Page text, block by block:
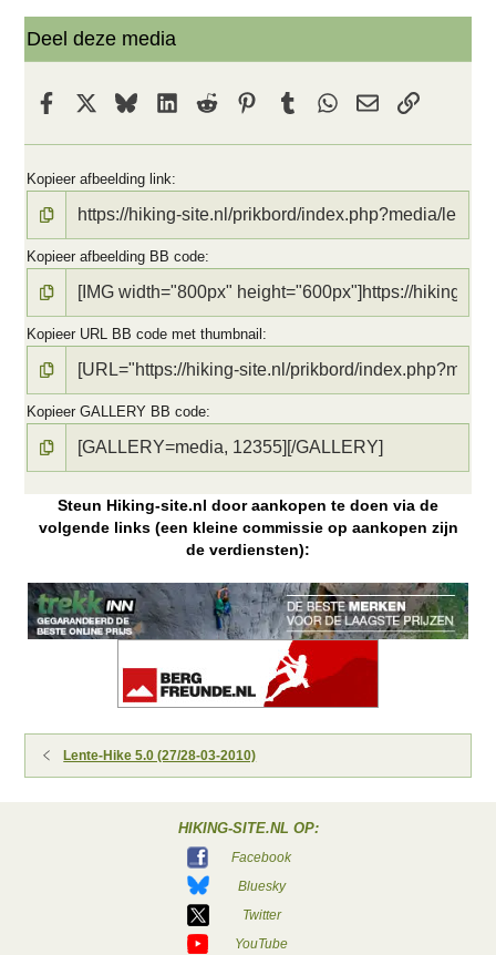
Deel deze media
Facebook BlueskyLinkedInReddit PinterestTumblr WhatsApp
E-mailkoppeling
Kopieer afbeelding link
Kopieer afbeelding BB code
Kopieer URL BB code met thumbnail
Kopieer GALLERY BB code
Steun Hiking-site.nl door aankopen te doen via de
volgende links (een kleine commissie op aankopen zijn
de verdiensten):
Lente-Hike 5.0 (27/28-03-2010)
HIKING-SITE.NL OP:
Facebook
Bluesky
Twitter
YouTube